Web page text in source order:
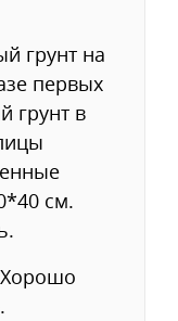
грунт на
первых
грунт в
см.
Хорошо